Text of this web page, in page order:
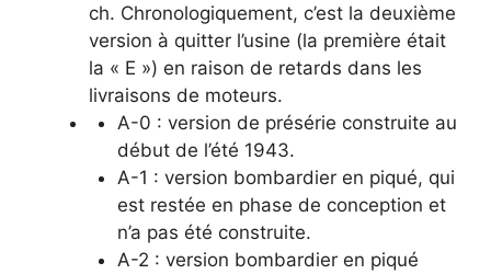
ch. Chronologiquement, c’est la deuxième
version à quitter l’usine (la première était
la « E ») en raison de retards dans les
livraisons de moteurs.
A-0 : version de présérie construite au
début de l’été 1943.
A-1 : version bombardier en piqué, qui
est restée en phase de conception et
n’a pas été construite.
A-2 : version bombardier en piqué